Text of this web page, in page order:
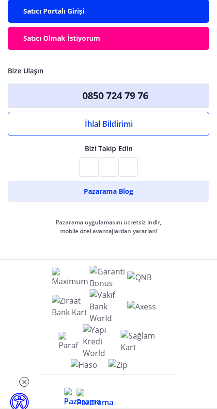
Satıcı Portalı Girişi
Satıcı Olmak İstiyorum
Bize Ulaşın
0850 724 79 76
İhlal Bildirimi
Bizi Takip Edin
Pazarama Blog
Pazarama uygulamasını ücretsiz indir,
mobile özel avantajlardan yararlan!